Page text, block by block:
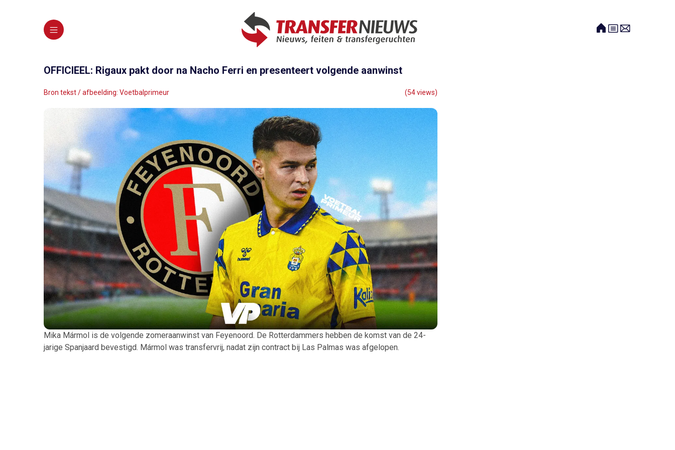
OFFICIEEL: Rigaux pakt door na Nacho Ferri en presenteert volgende aanwinst
Bron tekst / afbeelding: Voetbalprimeur (54 views)
Mika Mármol is de volgende zomeraanwinst van Feyenoord. De Rotterdammers hebben de komst van de 24-
jarige Spanjaard bevestigd. Mármol was transfervrij, nadat zijn contract bij Las Palmas was afgelopen.